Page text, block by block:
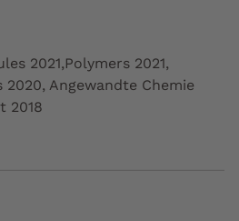
2021,Polymers 2021,
Angewandte Chemie
2018